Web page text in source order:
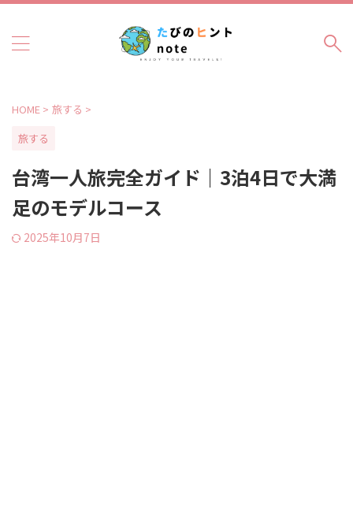
HOME > 旅する >
旅する
台湾一人旅完全ガイド｜3泊4日で大満
足のモデルコース
2025年10月7日